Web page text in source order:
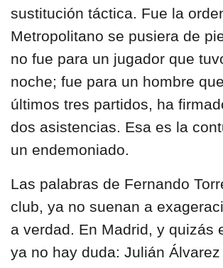
sustitución táctica. Fue la
Metropolitano se pusiera de
no fue para un jugador que
noche; fue para un hombre
últimos tres partidos, ha
dos asistencias. Esa es la
un endemoniado.
Las palabras de Fernando
club, ya no suenan a
a verdad. En Madrid, y quizás
ya no hay duda: Julián